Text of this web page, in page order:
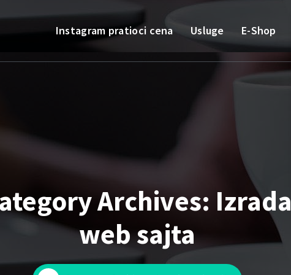
Instagram pratioci cena Usluge E-Shop
Archives: Izrada
web sajta